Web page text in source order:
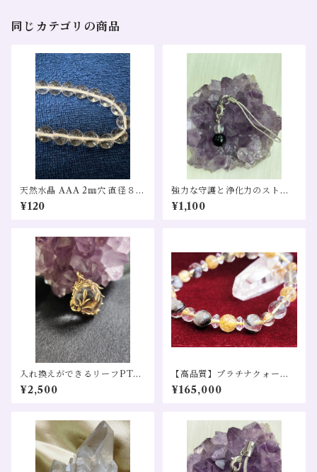
同じカテゴリの商品
天然水晶 AAA 2㎜穴 直径８㎜
1粒売り
¥120
強力な守護と浄化力のストラ
ップ
¥1,100
入れ換えができるリーフPT～
丸玉水晶～
¥2,500
【高品質】プラチナクォーツ
タイチンルチル ブレスレット
売り 金運 仕事運 恋愛運 財運
¥165,000